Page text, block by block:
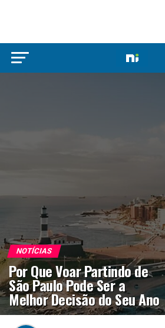
NOTÍCIAS
Por Que Voar Partindo de
São Paulo Pode Ser a
Melhor Decisão do Seu Ano